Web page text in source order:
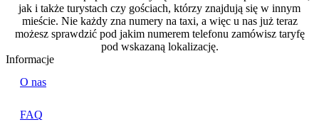
jak i także turystach czy gościach, którzy znajdują się w innym
mieście. Nie każdy zna numery na taxi, a więc u nas już teraz
możesz sprawdzić pod jakim numerem telefonu zamówisz taryfę
pod wskazaną lokalizację.
Informacje
O nas
FAQ